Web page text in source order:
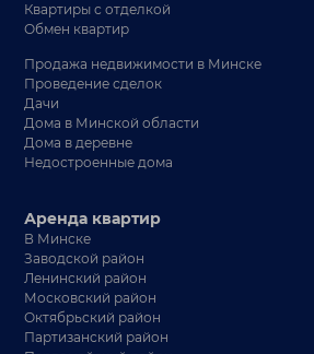
Квартиры с отделкой
Обмен квартир
Продажа недвижимости в Минске
Проведение сделок
Дачи
Дома в Минской области
Дома в деревне
Недостроенные дома
Аренда квартир
В Минске
Заводской район
Ленинский район
Московский район
Октябрьский район
Партизанский район